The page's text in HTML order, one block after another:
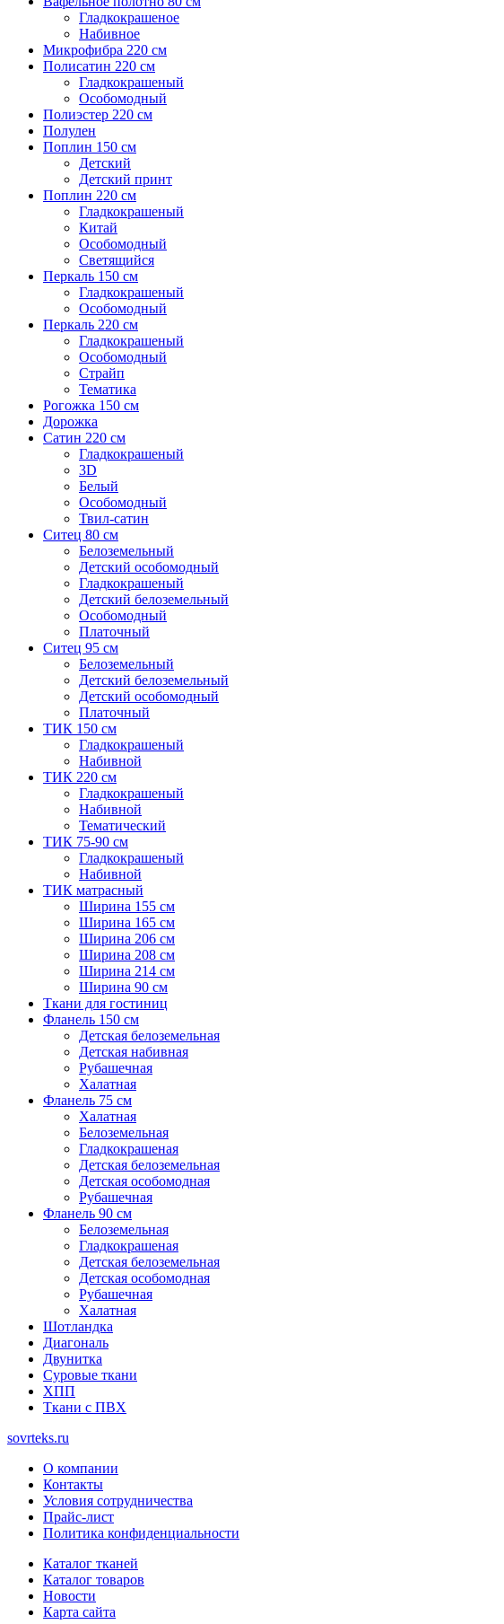
Гладкокрашеное
Набивное
Микрофибра 220 см
Полисатин 220 см
Гладкокрашеный
Особомодный
Полиэстер 220 см
Полулен
Поплин 150 см
Детский
Детский принт
Поплин 220 см
Гладкокрашеный
Китай
Особомодный
Светящийся
Перкаль 150 см
Гладкокрашеный
Особомодный
Перкаль 220 см
Гладкокрашеный
Особомодный
Страйп
Тематика
Рогожка 150 см
Дорожка
Сатин 220 см
Гладкокрашеный
3D
Белый
Особомодный
Твил-сатин
Ситец 80 см
Белоземельный
Детский особомодный
Гладкокрашеный
Детский белоземельный
Особомодный
Платочный
Ситец 95 см
Белоземельный
Детский белоземельный
Детский особомодный
Платочный
ТИК 150 см
Гладкокрашеный
Набивной
ТИК 220 см
Гладкокрашеный
Набивной
Тематический
ТИК 75-90 см
Гладкокрашеный
Набивной
ТИК матрасный
Ширина 155 см
Ширина 165 см
Ширина 206 см
Ширина 208 см
Ширина 214 см
Ширина 90 см
Ткани для гостиниц
Фланель 150 см
Детская белоземельная
Детская набивная
Рубашечная
Халатная
Фланель 75 см
Халатная
Белоземельная
Гладкокрашеная
Детская белоземельная
Детская особомодная
Рубашечная
Фланель 90 см
Белоземельная
Гладкокрашеная
Детская белоземельная
Детская особомодная
Рубашечная
Халатная
Шотландка
Диагональ
Двунитка
Суровые ткани
ХПП
Ткани с ПВХ
sovrteks.ru
О компании
Контакты
Условия сотрудничества
Прайс-лист
Политика конфиденциальности
Каталог тканей
Каталог товаров
Новости
Карта сайта